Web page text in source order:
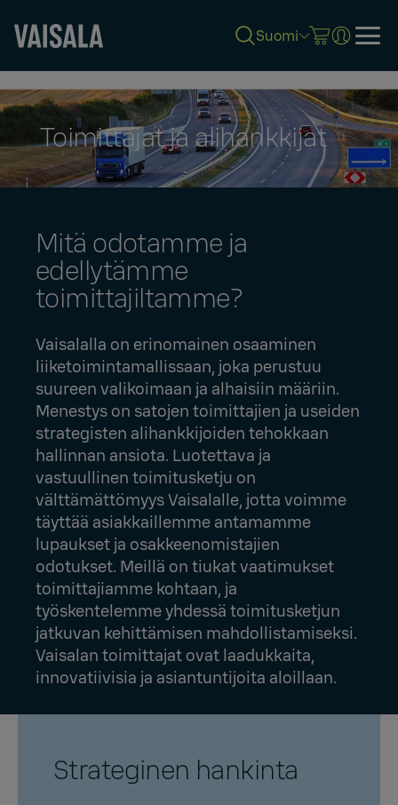
to
main
content
Suomi
Toimittajat ja alihankkijat
Mitä odotamme ja
edellytämme
toimittajiltamme?
Vaisalalla on erinomainen osaaminen
liiketoimintamallissaan, joka perustuu
suureen valikoimaan ja alhaisiin määriin.
Menestys on satojen toimittajien ja useiden
strategisten alihankkijoiden tehokkaan
hallinnan ansiota. Luotettava ja
vastuullinen toimitusketju on
välttämättömyys Vaisalalle, jotta voimme
täyttää asiakkaillemme antamamme
lupaukset ja osakkeenomistajien
odotukset. Meillä on tiukat vaatimukset
toimittajiamme kohtaan, ja
työskentelemme yhdessä toimitusketjun
jatkuvan kehittämisen mahdollistamiseksi.
Vaisalan toimittajat ovat laadukkaita,
innovatiivisia ja asiantuntijoita aloillaan.
Strateginen hankinta